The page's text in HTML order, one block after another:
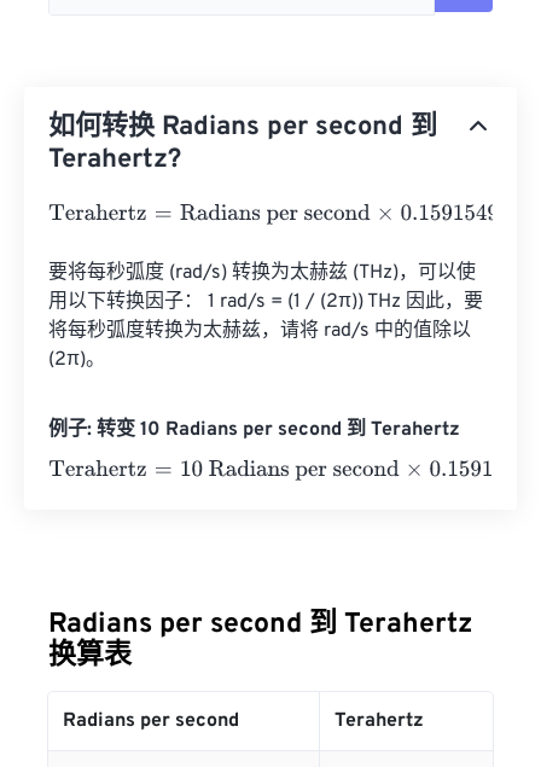
如何转换 Radians per second 到
Terahertz?
Terahertz=Radians per second×0.1591549430919
要将每秒弧度 (rad/s) 转换为太赫兹 (THz)，可以使
用以下转换因子： 1 rad/s = (1 / (2π)) THz 因此，要
将每秒弧度转换为太赫兹，请将 rad/s 中的值除以
(2π)。
例子: 转变 10 Radians per second 到 Terahertz
Terahertz=10 Radians per second×0.1591549430919
Radians per second 到 Terahertz
换算表
Radians per second Terahertz